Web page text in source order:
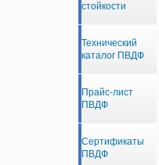
стойкости
Технический
каталог ПВДФ
Прайс-лист
ПВДФ
Сертификаты
ПВДФ